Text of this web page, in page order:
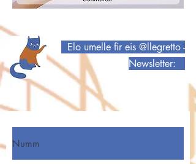
Elo umelle fir eis @llegretto -
Newsletter: